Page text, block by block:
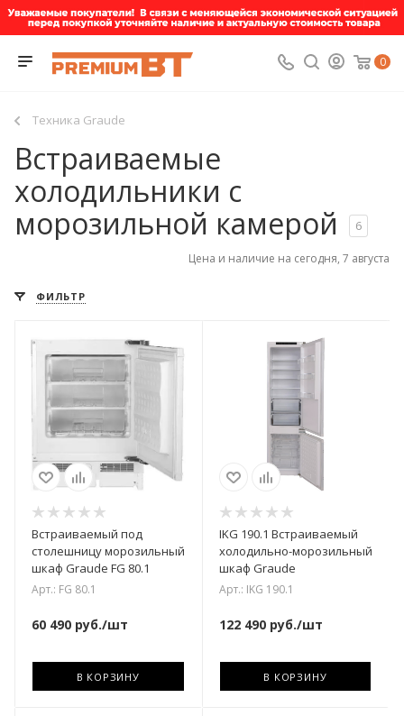
0
Техника Graude
Встраиваемые
холодильники с
морозильной камерой
6
Цена и наличие на сегодня, 7 августа
ФИЛЬТР
Встраиваемый под
столешницу морозильный
шкаф Graude FG 80.1
Арт.: FG 80.1
60 490 руб./шт
В КОРЗИНУ
IKG 190.1 Встраиваемый
холодильно-морозильный
шкаф Graude
Арт.: IKG 190.1
122 490руб./шт
В КОРЗИНУ